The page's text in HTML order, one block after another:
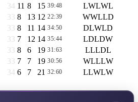
34 11 8 15 39:48 LWLWL
33 8 13 12 22:39 WWLLD
33 8 11 14 34:50 DLWLD
33 7 12 14 35:44 LDLDW
33 8 6 19 31:63 LLLDL
33 7 7 19 30:56 WLLLW
34 6 7 21 32:60 LLWLW